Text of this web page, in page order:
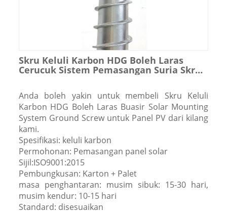
Skru Keluli Karbon HDG Boleh Laras
Cerucuk Sistem Pemasangan Suria Skru
Anda boleh yakin untuk membeli Skru Keluli
Karbon HDG Boleh Laras Buasir Solar Mounting
System Ground Screw untuk Panel PV dari kilang
kami.
Spesifikasi: keluli karbon
Permohonan: Pemasangan panel solar
Sijil:ISO9001:2015
Pembungkusan: Karton + Palet
masa penghantaran: musim sibuk: 15-30 hari,
musim kendur: 10-15 hari
Standard: disesuaikan